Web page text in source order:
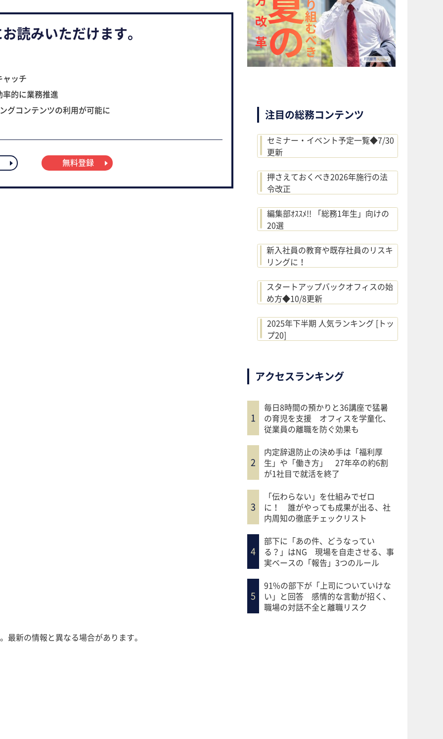
注目の総務コンテンツ
セミナー・イベント予定一覧◆7/30
更新
押さえておくべき2026年施行の法
令改正
編集部ｵｽｽﾒ!! 「総務1年生」向けの
20選
新入社員の教育や既存社員のリスキ
リングに！
スタートアップバックオフィスの始
め方◆10/8更新
2025年下半期 人気ランキング [トッ
プ20]
アクセスランキング
毎日8時間の預かりと36講座で猛暑
の育児を支援 オフィスを学童化、
従業員の離職を防ぐ効果も
内定辞退防止の決め手は「福利厚
生」や「働き方」 27年卒の約6割
が1社目で就活を終了
「伝わらない」を仕組みでゼロ
に！ 誰がやっても成果が出る、社
内周知の徹底チェックリスト
部下に「あの件、どうなってい
る？」はNG 現場を自走させる、事
実ベースの「報告」3つのルール
91%の部下が「上司についていけな
い」と回答 感情的な言動が招く、
職場の対話不全と離職リスク
読みいただけます。
ャッチ
的に業務推進
グコンテンツの利用が可能に
無料登録
新の情報と異なる場合があります。